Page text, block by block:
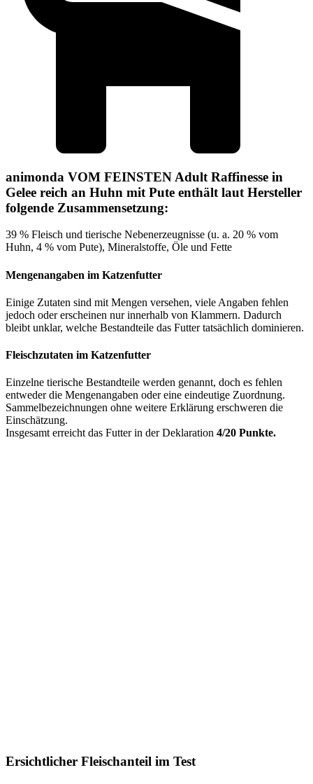
animonda VOM FEINSTEN Adult Raffinesse in
Gelee reich an Huhn mit Pute enthält laut Hersteller
folgende Zusammensetzung:
39 % Fleisch und tierische Nebenerzeugnisse (u. a. 20 % vom
Huhn, 4 % vom Pute), Mineralstoffe, Öle und Fette
Mengenangaben im Katzenfutter
Einige Zutaten sind mit Mengen versehen, viele Angaben fehlen
jedoch oder erscheinen nur innerhalb von Klammern. Dadurch
bleibt unklar, welche Bestandteile das Futter tatsächlich dominieren.
Fleischzutaten im Katzenfutter
Einzelne tierische Bestandteile werden genannt, doch es fehlen
entweder die Mengenangaben oder eine eindeutige Zuordnung.
Sammelbezeichnungen ohne weitere Erklärung erschweren die
Einschätzung.
Insgesamt erreicht das Futter in der Deklaration 4/20 Punkte.
Ersichtlicher Fleischanteil im Test